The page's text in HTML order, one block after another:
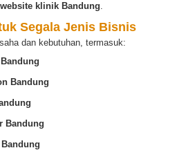
klinik Bandung.
Segala Jenis Bisnis
dan kebutuhan, termasuk:
Bandung
Bandung